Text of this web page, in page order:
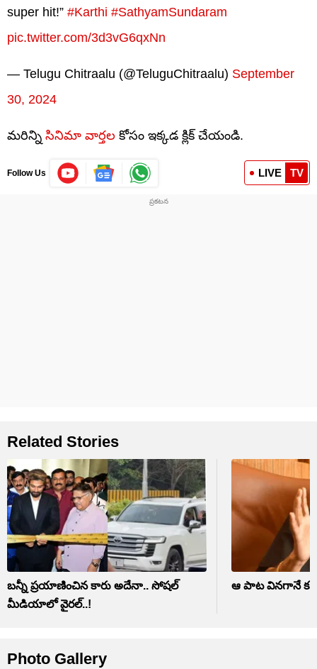
super hit!” #Karthi #SathyamSundaram
pic.twitter.com/3d3vG6qxNn
— Telugu Chitraalu (@TeluguChitraalu) September
30, 2024
మరిన్ని సినిమా వార్తల కోసం ఇక్కడ క్లిక్ చేయండి.
Follow Us LIVE TV
Related Stories
బన్నీ ప్రయాణించిన కారు అదేనా.. సోషల్
మీడియాలో వైరల్..!
ఆ పాట వినగానే
Photo Gallery